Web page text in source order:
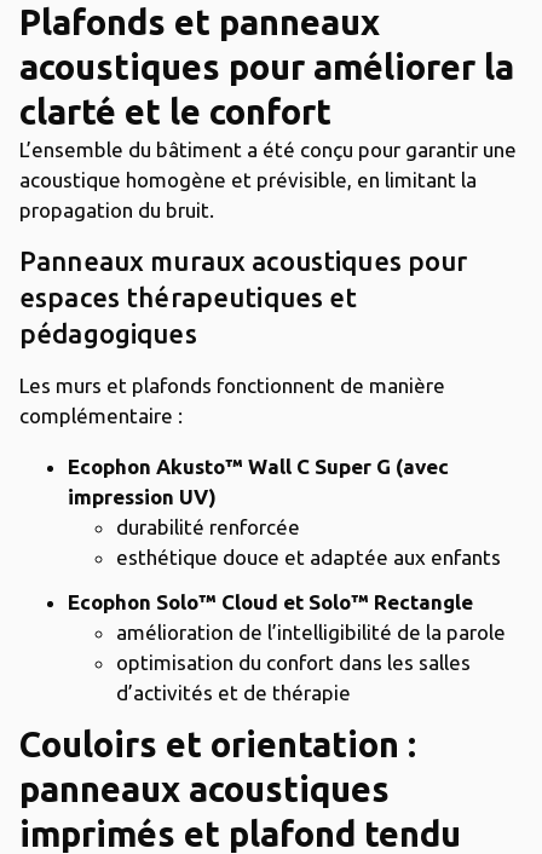
Plafonds et panneaux
acoustiques pour améliorer la
clarté et le confort
L’ensemble du bâtiment a été conçu pour garantir une
acoustique homogène et prévisible, en limitant la
propagation du bruit.
Panneaux muraux acoustiques pour
espaces thérapeutiques et
pédagogiques
Les murs et plafonds fonctionnent de manière
complémentaire :
Ecophon Akusto™ Wall C Super G (avec
impression UV)
durabilité renforcée
esthétique douce et adaptée aux enfants
Ecophon Solo™ Cloud et Solo™ Rectangle
amélioration de l’intelligibilité de la parole
optimisation du confort dans les salles
d’activités et de thérapie
Couloirs et orientation :
panneaux acoustiques
imprimés et plafond tendu